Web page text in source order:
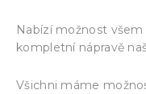
Nabízí možnost
kompletní nápravě
Všichni máme